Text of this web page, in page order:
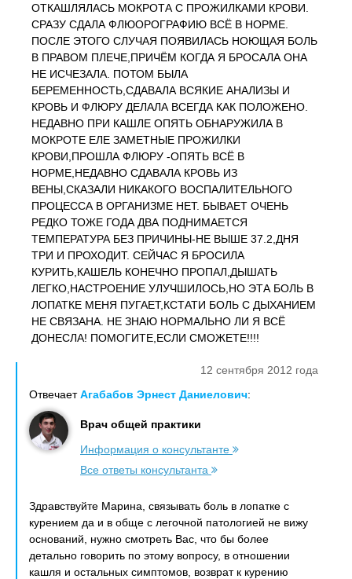
ОТКАШЛЯЛАСЬ МОКРОТА С ПРОЖИЛКАМИ КРОВИ.
СРАЗУ СДАЛА ФЛЮОРОГРАФИЮ ВСЁ В НОРМЕ.
ПОСЛЕ ЭТОГО СЛУЧАЯ ПОЯВИЛАСЬ НОЮЩАЯ БОЛЬ
В ПРАВОМ ПЛЕЧЕ,ПРИЧЁМ КОГДА Я БРОСАЛА ОНА
НЕ ИСЧЕЗАЛА. ПОТОМ БЫЛА
БЕРЕМЕННОСТЬ,СДАВАЛА ВСЯКИЕ АНАЛИЗЫ И
КРОВЬ И ФЛЮРУ ДЕЛАЛА ВСЕГДА КАК ПОЛОЖЕНО.
НЕДАВНО ПРИ КАШЛЕ ОПЯТЬ ОБНАРУЖИЛА В
МОКРОТЕ ЕЛЕ ЗАМЕТНЫЕ ПРОЖИЛКИ
КРОВИ,ПРОШЛА ФЛЮРУ -ОПЯТЬ ВСЁ В
НОРМЕ,НЕДАВНО СДАВАЛА КРОВЬ ИЗ
ВЕНЫ,СКАЗАЛИ НИКАКОГО ВОСПАЛИТЕЛЬНОГО
ПРОЦЕССА В ОРГАНИЗМЕ НЕТ. БЫВАЕТ ОЧЕНЬ
РЕДКО ТОЖЕ ГОДА ДВА ПОДНИМАЕТСЯ
ТЕМПЕРАТУРА БЕЗ ПРИЧИНЫ-НЕ ВЫШЕ 37.2,ДНЯ
ТРИ И ПРОХОДИТ. СЕЙЧАС Я БРОСИЛА
КУРИТЬ,КАШЕЛЬ КОНЕЧНО ПРОПАЛ,ДЫШАТЬ
ЛЕГКО,НАСТРОЕНИЕ УЛУЧШИЛОСЬ,НО ЭТА БОЛЬ В
ЛОПАТКЕ МЕНЯ ПУГАЕТ,КСТАТИ БОЛЬ С ДЫХАНИЕМ
НЕ СВЯЗАНА. НЕ ЗНАЮ НОРМАЛЬНО ЛИ Я ВСЁ
ДОНЕСЛА! ПОМОГИТЕ,ЕСЛИ СМОЖЕТЕ!!!!
12 сентября 2012 года
ОтвечаетАгабабов Эрнест Даниелович:
Врач общей практики
Информация о консультанте
Все ответы консультанта
Здравствуйте Марина, связывать боль в лопатке с
курением да и в обще с легочной патологией не вижу
оснований, нужно смотреть Вас, что бы более
детально говорить по этому вопросу, в отношении
кашля и остальных симптомов, возврат к курению